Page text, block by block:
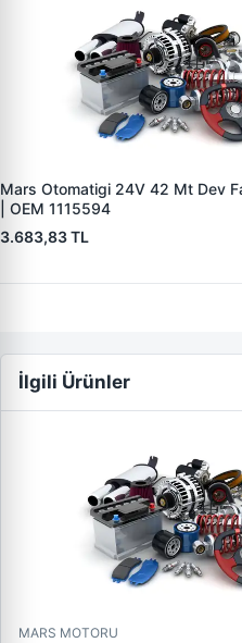
Mars Otomatigi 24V 42 Mt Dev
| OEM 1115594
3.683,83 TL
İlgili Ürünler
MARS MOTORU